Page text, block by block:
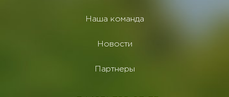
Наша команда
Новости
Партнеры